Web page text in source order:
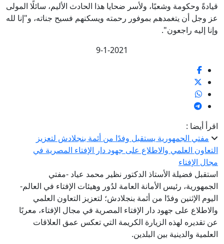
قيادةً وحكومة وشعبًا، ولأسر ضحايا هذا الحادث الأليم‏، سائلًا المولى
عز وجل أن يتغمدهم بموفور رحمته ويسكنهم فسيح جناته، و"إنا لله
وإنا إليه راجعون".‏
9-1-2021
اقرأ أيضا :
مفتي الجمهورية يستقبل وفدًا من أئمة بنجلادش لتعزيز
التعاون العلمي والاطلاع على جهود دار الإفتاء المصرية في
مجال الإفتاء
استقبل فضيلة الأستاذ الدكتور نظير محمد عياد -مفتي
الجمهورية، رئيس الأمانة العامة لدُور وهيئات الإفتاء في العالم-
اليوم الإثنين وفدًا من أئمة بنجلادش؛ لتعزيز التعاون العلمي
والاطلاع على جهود دار الإفتاء المصرية في مجال الإفتاء، معربًا
عن تقديره لهذه الزيارة الكريمة التي تعكس عمق العلاقات
العلمية والدينية بين البلدين.